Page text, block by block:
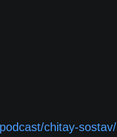
chitay-sostav/